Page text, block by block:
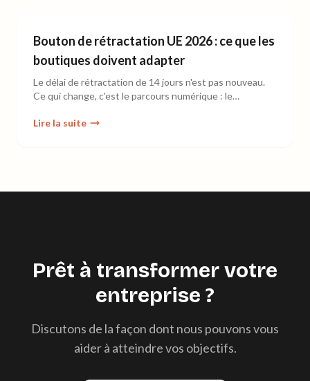
Bouton de rétractation UE 2026 : ce que les
boutiques doivent adapter
Le délai de rétractation de 14 jours n'est pas nouveau.
Ce qui change, c'est le parcours numérique : le
fonction électronique visible.
Lire la suite
Prêt à transformer votre
entreprise ?
Discutons de la façon dont nous pouvons vous
aider à atteindre vos objectifs.